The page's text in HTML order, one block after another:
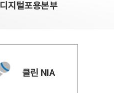
디지털포용본부
클린 NIA